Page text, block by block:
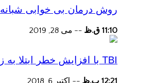
روش درمان بی خوابی شبانه
11:10 ق.ظ -- می 28, 2019
TBI با افزایش خطر ابتلا به زوال عقل در دهه های پس از آسیب همراه است
12:21 ب.ظ -- اکتبر 6, 2018